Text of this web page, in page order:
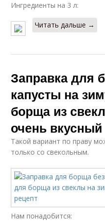
Ингредиенты на 3 л:
Читать дальше →
Заправка для
капусты на
борща из
очень вкусный
Такой вариант по праву
только со свекольным.
Нам понадобится: